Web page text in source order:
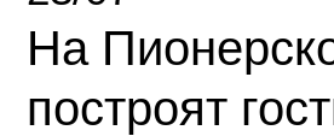
На
построят